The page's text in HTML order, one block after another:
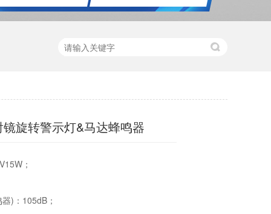
旋转警示灯&马达蜂鸣器
；
)：105dB；